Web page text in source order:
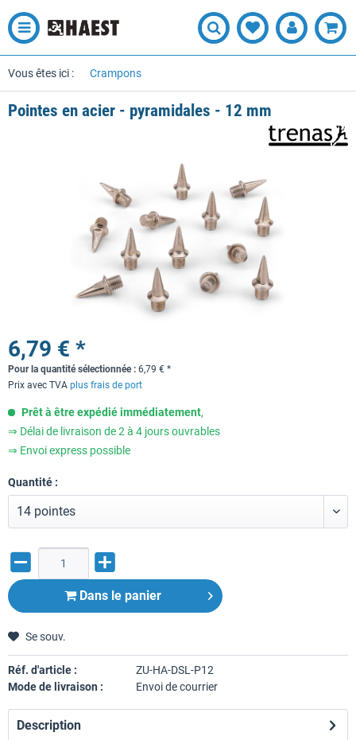
Vous êtes ici : Crampons
Pointes en acier - pyramidales - 12 mm
6,79 € *
Pour la quantité sélectionnée : 6,79 € *
Prix avec TVA plus frais de port
Prêt à être expédié immédiatement,
⇒ Délai de livraison de 2 à 4 jours ouvrables
⇒ Envoi express possible
Quantité :
Dans le panier
Se souv.
Réf. d'article :
ZU-HA-DSL-P12
Mode de livraison :
Envoi de courrier
Description